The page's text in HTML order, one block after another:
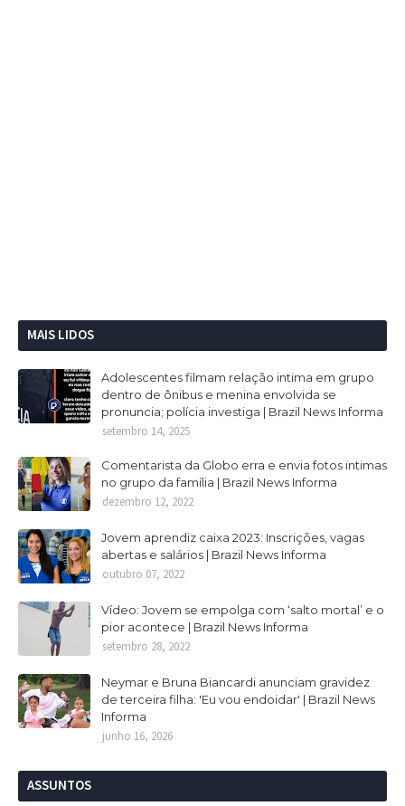
MAIS LIDOS
Adolescentes filmam relação intima em grupo
dentro de ônibus e menina envolvida se
pronuncia; polícia investiga | Brazil News Informa
setembro 14, 2025
Comentarista da Globo erra e envia fotos intimas
no grupo da família | Brazil News Informa
dezembro 12, 2022
Jovem aprendiz caixa 2023: Inscrições, vagas
abertas e salários | Brazil News Informa
outubro 07, 2022
Vídeo: Jovem se empolga com ‘salto mortal’ e o
pior acontece | Brazil News Informa
setembro 28, 2022
Neymar e Bruna Biancardi anunciam gravidez
de terceira filha: 'Eu vou endoidar' | Brazil News
Informa
junho 16, 2026
ASSUNTOS